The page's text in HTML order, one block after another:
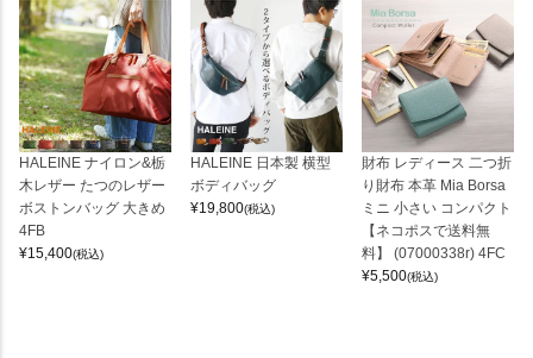
HALEINE ナイロン&栃
木レザー たつのレザー
ボストンバッグ 大きめ
4FB
¥15,400(税込)
HALEINE 日本製 横型
ボディバッグ
¥19,800(税込)
財布 レディース 二つ折
り財布 本革 Mia Borsa
ミニ 小さい コンパクト
【ネコポスで送料無
料】 (07000338r) 4FC
¥5,500(税込)